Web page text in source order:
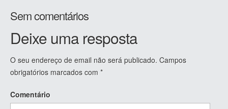
Sem comentários
Deixe uma resposta
O seu endereço de email não será publicado. Campos
obrigatórios marcados com *
Comentário